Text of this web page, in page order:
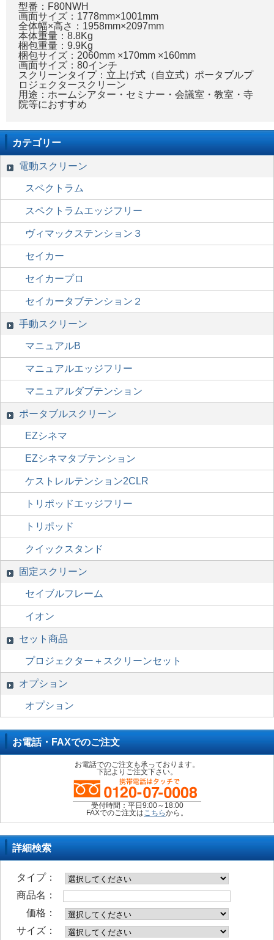
型番：F80NWH
画面サイズ：1778mm×1001mm
全体幅×高さ：1958mm×2097mm
本体重量：8.8Kg
梱包重量：9.9Kg
梱包サイズ：2060mm ×170mm ×160mm
画面サイズ：80インチ
スクリーンタイプ：立上げ式（自立式）ポータブルプ
ロジェクタースクリーン
用途：ホームシアター・セミナー・会議室・教室・寺
院等におすすめ
カテゴリー
電動スクリーン
スペクトラム
スペクトラムエッジフリー
ヴィマックステンション３
セイカー
セイカープロ
セイカータブテンション２
手動スクリーン
マニュアルB
マニュアルエッジフリー
マニュアルダブテンション
ポータブルスクリーン
EZシネマ
EZシネマタブテンション
ケストレルテンション2CLR
トリポッドエッジフリー
トリポッド
クイックスタンド
固定スクリーン
セイブルフレーム
イオン
セット商品
プロジェクター＋スクリーンセット
オプション
オプション
お電話・FAXでのご注文
お電話でのご注文も承っております。
下記よりご注文下さい。
受付時間：平日9:00～18:00
FAXでのご注文はこちらから。
詳細検索
タイプ：
商品名：
価格：
サイズ：